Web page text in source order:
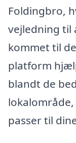
Foldingbro,
vejledning til
kommet til
platform
blandt de
passer til